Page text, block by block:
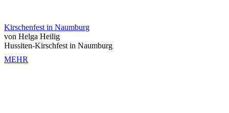
Kirschenfest in Naumburg
von Helga Heilig
Hussiten-Kirschfest in Naumburg
MEHR